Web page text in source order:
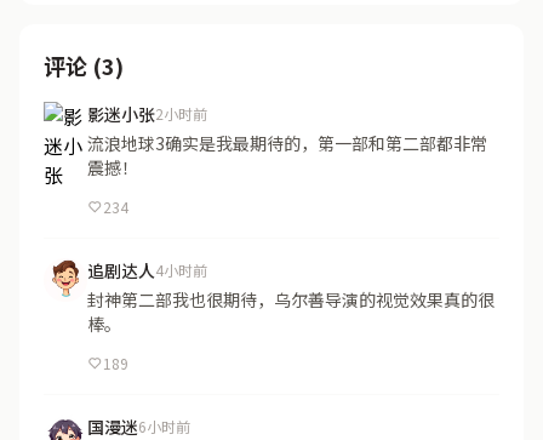
评论 (3)
影迷小张2小时前
流浪地球3确实是我最期待的，第一部和第二部都非常
震撼！
234
追剧达人4小时前
封神第二部我也很期待，乌尔善导演的视觉效果真的很
棒。
189
国漫迷6小时前